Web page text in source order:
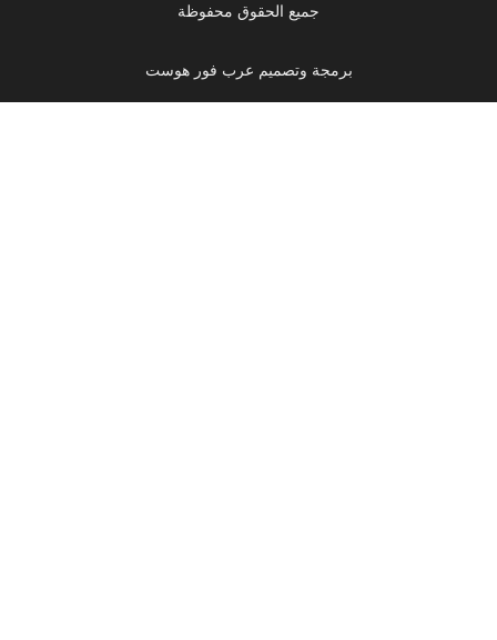
جميع الحقوق محفوظة
برمجة وتصميم عرب فور هوست